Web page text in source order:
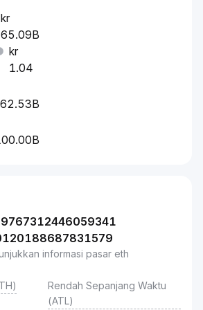
65.09B
1.04
62.53B
informasi pasar eth
Rendah Sepanjang Waktu
(ATL)